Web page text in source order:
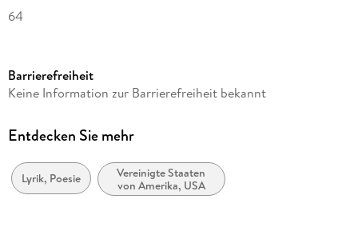
64
Reihe
Autor/Autorin
Verlag/Hersteller
Farrar, Straus and Giroux
Barrierefreiheit
Keine Information zur Barrierefreiheit bekannt
Entdecken Sie mehr
Lyrik, Poesie
Vereinigte Staaten
von Amerika, USA